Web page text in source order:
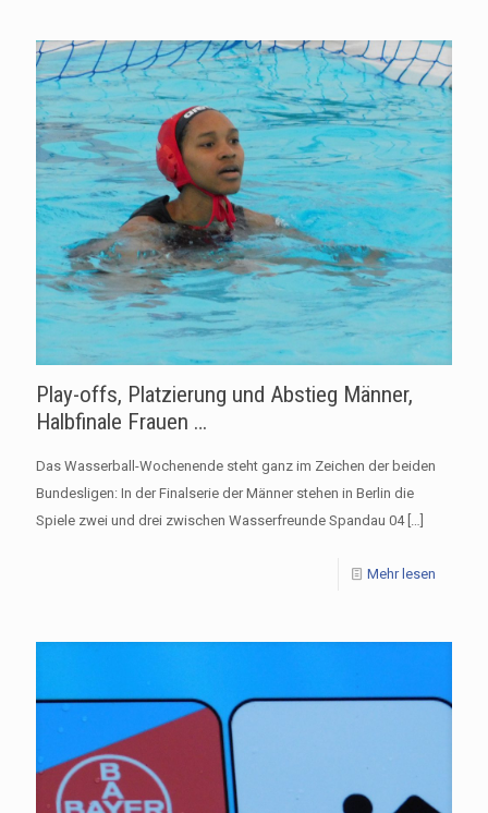
Play-offs, Platzierung und Abstieg Männer,
Halbfinale Frauen …
Das Wasserball-Wochenende steht ganz im Zeichen der beiden
Bundesligen: In der Finalserie der Männer stehen in Berlin die
Spiele zwei und drei zwischen Wasserfreunde Spandau 04[…]
Mehr lesen